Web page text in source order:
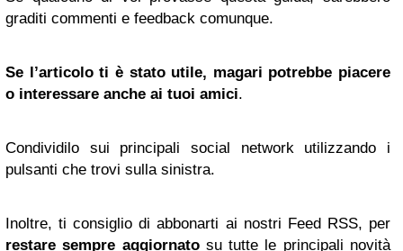
graditi commenti e feedback comunque.
Se l’articolo ti è stato utile, magari potrebbe piacere
o interessare anche ai tuoi amici.
Condividilo sui principali social network utilizzando i
pulsanti che trovi sulla sinistra.
Inoltre, ti consiglio di abbonarti ai nostri Feed RSS, per
restare sempre aggiornatosu tutte le principali novità